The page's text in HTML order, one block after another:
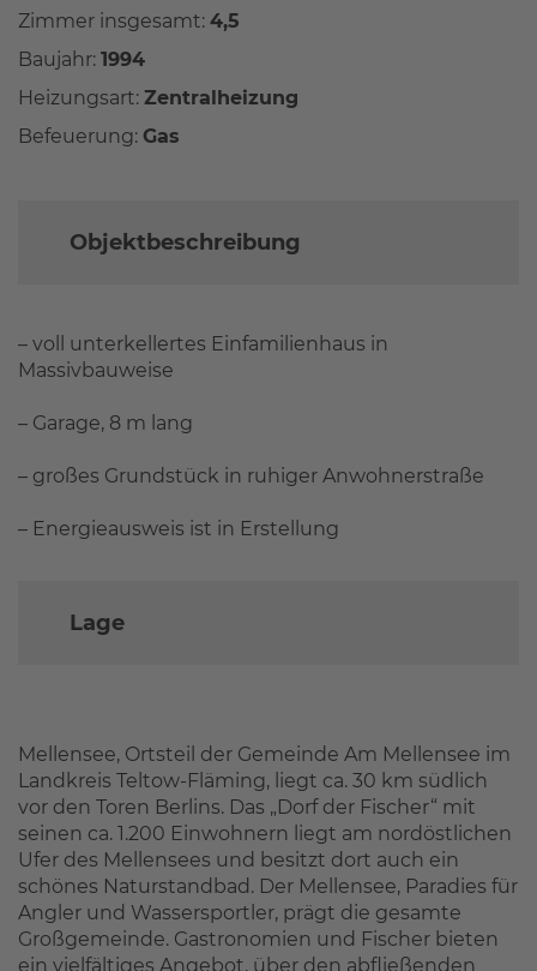
Zimmer insgesamt: 4,5
Baujahr: 1994
Heizungsart: Zentralheizung
Befeuerung: Gas
Objektbeschreibung
– voll unterkellertes Einfamilienhaus in
Massivbauweise
– Garage, 8 m lang
– großes Grundstück in ruhiger Anwohnerstraße
– Energieausweis ist in Erstellung
Lage
Mellensee, Ortsteil der Gemeinde Am Mellensee im
Landkreis Teltow-Fläming, liegt ca. 30 km südlich
vor den Toren Berlins. Das „Dorf der Fischer“ mit
seinen ca. 1.200 Einwohnern liegt am nordöstlichen
Ufer des Mellensees und besitzt dort auch ein
schönes Naturstandbad. Der Mellensee, Paradies für
Angler und Wassersportler, prägt die gesamte
Großgemeinde. Gastronomien und Fischer bieten
ein vielfältiges Angebot, über den abfließenden